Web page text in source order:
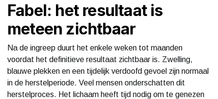
Fabel: het resultaat is
meteen zichtbaar
Na de ingreep duurt het enkele weken tot maanden
voordat het definitieve resultaat zichtbaar is. Zwelling,
blauwe plekken en een tijdelijk verdoofd gevoel zijn normaal
in de herstelperiode. Veel mensen onderschatten dit
herstelproces. Het lichaam heeft tijd nodig om te genezen